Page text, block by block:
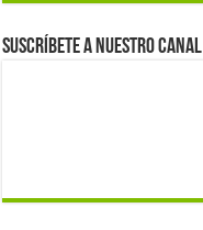
Suscríbete a nuestro canal